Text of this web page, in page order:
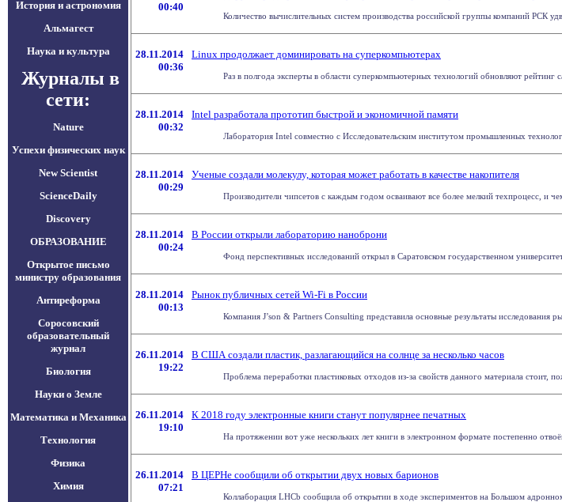
История и астрономия
Альмагест
Наука и культура
Журналы в
сети:
Nature
Успехи физических наук
New Scientist
ScienceDaily
Discovery
ОБРАЗОВАНИЕ
Открытое письмо
министру образования
Антиреформа
Соросовский
образовательный
журнал
Биология
Науки о Земле
Математика и Механика
Технология
Физика
Химия
00:40
Количество вычислительных систем производства российской группы компаний
28.11.2014
00:36
Linux продолжает доминировать на суперкомпьютерах
Раз в полгода эксперты в области суперкомпьютерных технологий обновляют
28.11.2014
00:32
Intel разработала прототип быстрой и экономичной памяти
Лаборатория Intel совместно с Исследовательским институтом промышленных
28.11.2014
00:29
Ученые создали молекулу, которая может работать в качестве накопителя
Производители чипсетов с каждым годом осваивают все более мелкий техпроцесс, и
28.11.2014
00:24
В России открыли лабораторию наноброни
Фонд перспективных исследований открыл в Саратовском государственном
28.11.2014
00:13
Рынок публичных сетей Wi-Fi в России
Компания J’son & Partners Consulting представила основные результаты
26.11.2014
19:22
В США создали пластик, разлагающийся на солнце за несколько часов
Проблема переработки пластиковых отходов из-за свойств данного материала стоит,
26.11.2014
19:10
К 2018 году электронные книги станут популярнее печатных
На протяжении вот уже нескольких лет книги в электронном формате постепенно
26.11.2014
07:21
В ЦЕРНе сообщили об открытии двух новых барионов
Коллаборация LHCb сообщила об открытии в ходе экспериментов на Большом